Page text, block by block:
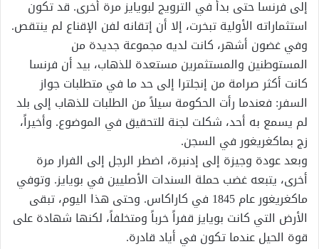
إلى فرنسا حتى بدأ في الترويج لبويايز مرة أخرى. قد تكون
استثماراته الأولية تبخرت، إلا أن إتقانه لفن الإقناع لم ينتقص.
وفي غضون أشهر، كانت لديه مجموعة جديدة من
المستوطنين والمستثمرين مستعدة للذهاب، بيد أن فرنسا
كانت أكثر صرامة من إنجلترا إلى حد ما في متطلبات جواز
السفر: فعندما رأت الحكومة سيلاً من الطلبات للذهاب إلى بلد
لم يسمع به أحد، شكلت لجنة للتحقيق في الموضوع. وأخيراً،
زج بماكغريغور في السجن.
وبعد عودة وجيزة إلى إدنبرة، اضطر الرجل إلى الفرار مرة
أخرى، يتبعه غضب حملة السندات الأصليين في بويايز. وتوفي
ماكغريغور عام 1845 في كاراكاس. وحتى هذا اليوم، تبقى
الأرض التي كانت بويايز قفراً خرباً ومتخلفاً، لكنها شهادة على
قوة الحيل عندما تكون في أياد قادرة.